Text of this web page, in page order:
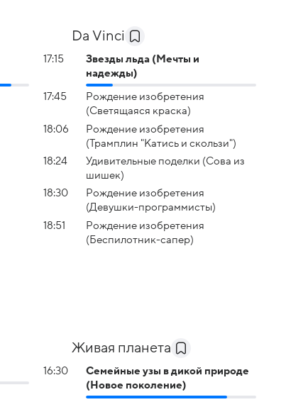
Da Vinci
17:15
Звезды льда (Мечты и
надежды)
17:45
Рождение изобретения
(Светящаяся краска)
18:06
Рождение изобретения
(Трамплин "Катись и скользи")
18:24
Удивительные поделки (Сова из
шишек)
18:30
Рождение изобретения
(Девушки-программисты)
18:51
Рождение изобретения
(Беспилотник-сапер)
Живая планета
16:30
Семейные узы в дикой природе
(Новое поколение)